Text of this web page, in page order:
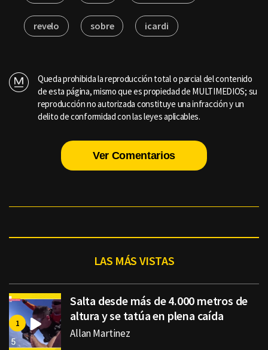
revelo sobre icardi
Queda prohibida la reproducción total o parcial del contenido
de esta página, mismo que es propiedad de MULTIMEDIOS; su
reproducción no autorizada constituye una infracción y un
delito de conformidad con las leyes aplicables.
Ver Comentarios
LAS MÁS VISTAS
Salta desde más de 4.000 metros de
altura y se tatúa en plena caída
Allan Martinez